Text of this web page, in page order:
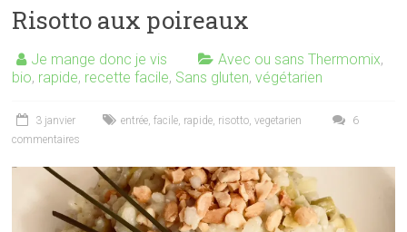
Risotto aux poireaux
Je mange donc je vis Avec ou sans Thermomix,
bio, rapide, recette facile, Sans gluten,végétarien
3 janvier entrée,facile, rapide, risotto,vegetarien
6
commentaires